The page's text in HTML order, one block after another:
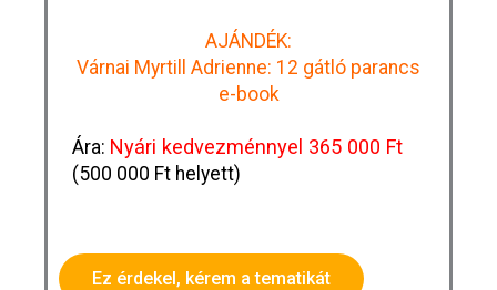
AJÁNDÉK:
Várnai Myrtill Adrienne: 12 gátló parancs
e-book
Ára: Nyári kedvezménnyel 365 000 Ft
(500 000 Ft helyett)
Ez érdekel, kérem a tematikát